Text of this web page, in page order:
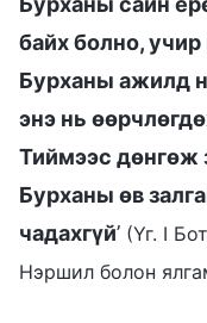
байх болно,
Бурханы ажилд
энэ нь
Тиймээс дөнгөж
Бурханы өв
чадахгүй’ (Үг. I
Нэршил болон